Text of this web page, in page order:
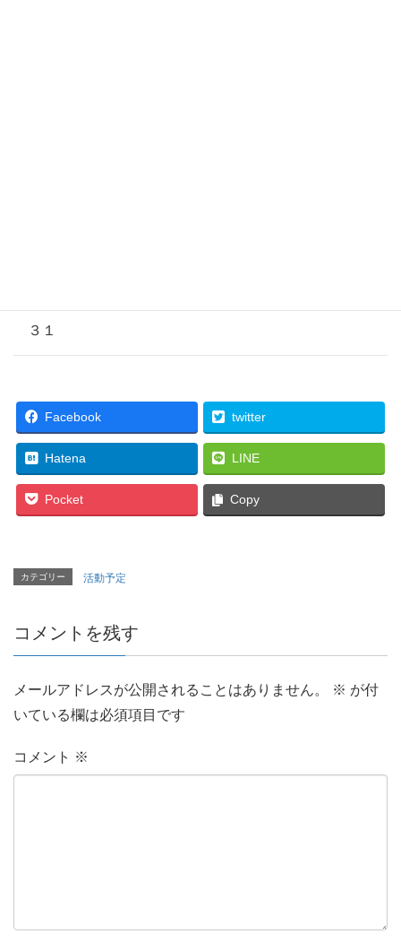
３１
Facebook twitter
Hatena LINE
Pocket Copy
カテゴリー 活動予定
コメントを残す
メールアドレスが公開されることはありません。 ※ が付
いている欄は必須項目です
コメント ※